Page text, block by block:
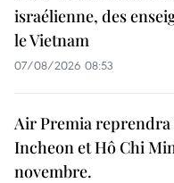
israélienne, des
le Vietnam
07/08/2026 08:53
Air Premia reprendra
Incheon et Hô Chi
novembre.